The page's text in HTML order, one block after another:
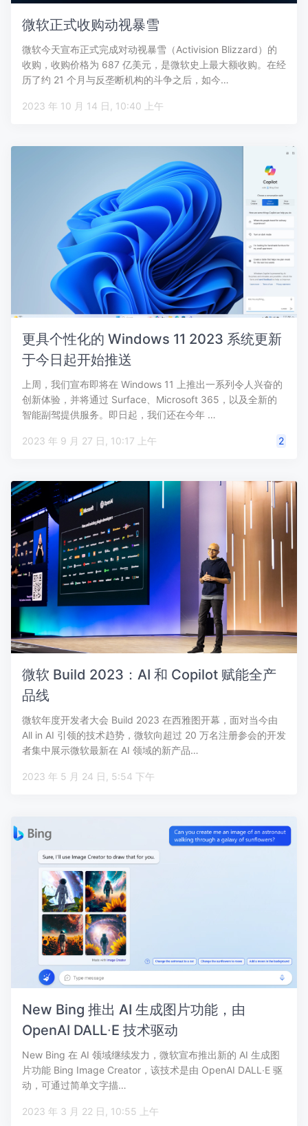
微软正式收购动视暴雪
微软今天宣布正式完成对动视暴雪（Activision Blizzard）的
收购，收购价格为 687 亿美元，是微软史上最大额收购。在经
历了约 21 个月与反垄断机构的斗争之后，如今…
2023 年 10 月 14 日, 10:40 上午
更具个性化的 Windows 11 2023 系统更新
于今日起开始推送
上周，我们宣布即将在 Windows 11 上推出一系列令人兴奋的
创新体验，并将通过 Surface、Microsoft 365，以及全新的
智能副驾提供服务。即日起，我们还在今年 …
2023 年 9 月 27 日, 10:17 上午 2
微软 Build 2023：AI 和 Copilot 赋能全产
品线
微软年度开发者大会 Build 2023 在西雅图开幕，面对当今由
All in AI 引领的技术趋势，微软向超过 20 万名注册参会的开发
者集中展示微软最新在 AI 领域的新产品…
2023 年 5 月 24 日, 5:54 下午
New Bing 推出 AI 生成图片功能，由
OpenAI DALL∙E 技术驱动
New Bing 在 AI 领域继续发力，微软宣布推出新的 AI 生成图
片功能 Bing Image Creator，该技术是由 OpenAI DALL∙E 驱
动，可通过简单文字描…
2023 年 3 月 22 日, 10:55 上午